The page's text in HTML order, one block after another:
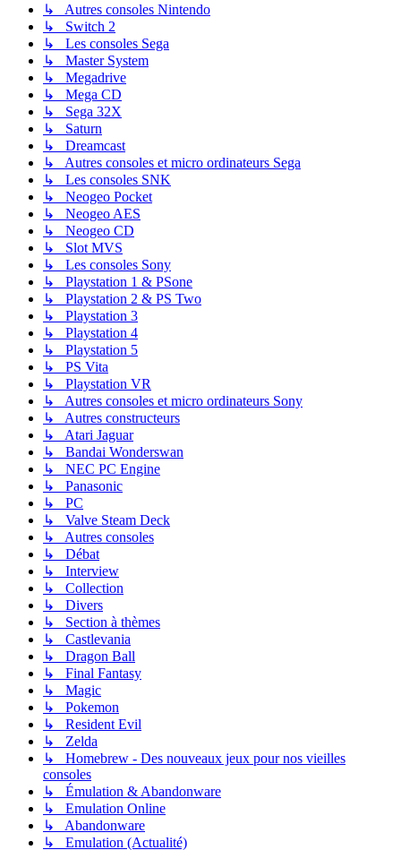
↳ Autres consoles Nintendo
↳ Switch 2
↳ Les consoles Sega
↳ Master System
↳ Megadrive
↳ Mega CD
↳ Sega 32X
↳ Saturn
↳ Dreamcast
↳ Autres consoles et micro ordinateurs Sega
↳ Les consoles SNK
↳ Neogeo Pocket
↳ Neogeo AES
↳ Neogeo CD
↳ Slot MVS
↳ Les consoles Sony
↳ Playstation 1 & PSone
↳ Playstation 2 & PS Two
↳ Playstation 3
↳ Playstation 4
↳ Playstation 5
↳ PS Vita
↳ Playstation VR
↳ Autres consoles et micro ordinateurs Sony
↳ Autres constructeurs
↳ Atari Jaguar
↳ Bandai Wonderswan
↳ NEC PC Engine
↳ Panasonic
↳ PC
↳ Valve Steam Deck
↳ Autres consoles
↳ Débat
↳ Interview
↳ Collection
↳ Divers
↳ Section à thèmes
↳ Castlevania
↳ Dragon Ball
↳ Final Fantasy
↳ Magic
↳ Pokemon
↳ Resident Evil
↳ Zelda
↳ Homebrew - Des nouveaux jeux pour nos vieilles
consoles
↳ Émulation & Abandonware
↳ Emulation Online
↳ Abandonware
↳ Emulation (Actualité)